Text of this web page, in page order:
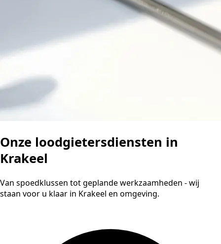
Onze loodgietersdiensten in
Krakeel
Van spoedklussen tot geplande werkzaamheden - wij
staan voor u klaar in Krakeel en omgeving.